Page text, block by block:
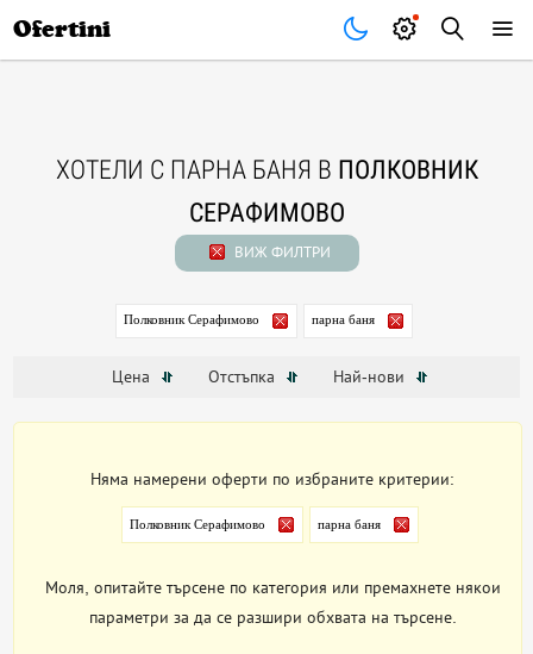
Ofertini
ХОТЕЛИ С ПАРНА БАНЯ В ПОЛКОВНИК
СЕРАФИМОВО
ВИЖ ФИЛТРИ
Полковник Серафимово парна баня
Цена Отстъпка Най-нови
Няма намерени оферти по избраните критерии:
Полковник Серафимово парна баня
Моля, опитайте търсене по категория или премахнете някои
параметри за да се разшири обхвата на търсене.